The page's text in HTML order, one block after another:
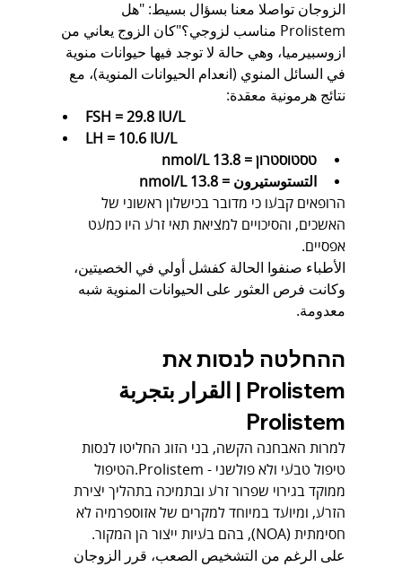
الزوجان تواصلا معنا بسؤال بسيط: "هل
Prolistem مناسب لزوجي؟"كان الزوج يعاني من
ازوسبيرميا، وهي حالة لا توجد فيها حيوانات منوية
في السائل المنوي (انعدام الحيوانات المنوية)، مع
نتائج هرمونية معقدة:
FSH = 29.8 IU/L
LH = 10.6 IU/L
טסטוסטרון = 13.8 nmol/L
التستوستيرون = 13.8 nmol/L
הרופאים קבעו כי מדובר בכישלון ראשוני של
האשכים, והסיכויים למציאת תאי זרע היו כמעט
אפסיים.
الأطباء صنفوا الحالة كفشل أولي في الخصيتين،
وكانت فرص العثور على الحيوانات المنوية شبه
معدومة.
ההחלטה לנסות את
Prolistem | القرار بتجربة
Prolistem
למרות האבחנה הקשה, בני הזוג החליטו לנסות
טיפול טבעי ולא פולשני - Prolistem.הטיפול
ממוקד בגירוי שפרור זרע ובתמיכה בתהליך יצירת
הזרע, ומיועד במיוחד למקרים של אזוספרמיה לא
חסימתית (NOA), בהם בעיות ייצור הן המקור.
على الرغم من التشخيص الصعب، قرر الزوجان